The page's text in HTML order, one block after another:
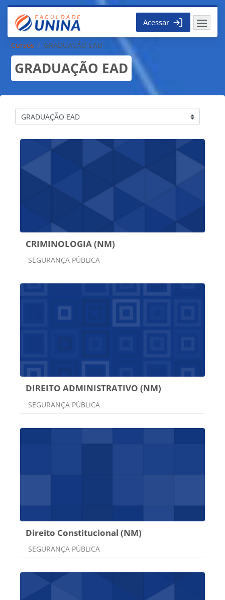
Ir para o conteúdo principal
Acessar
Cursos GRADUAÇÃO EAD
GRADUAÇÃO EAD
Categorias de Cursos
CRIMINOLOGIA (NM)
Categoria do curso
SEGURANÇA PÚBLICA
DIREITO ADMINISTRATIVO (NM)
Categoria do curso
SEGURANÇA PÚBLICA
Direito Constitucional (NM)
Categoria do curso
SEGURANÇA PÚBLICA